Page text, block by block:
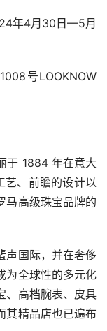
年4月30日—5月
号LOOKNOW
于 1884 年在意大
艺、前瞻的设计以
马高级珠宝品牌的
声国际，并在奢侈
为全球性的多元化
、高档腕表、皮具
其精品店也已遍布